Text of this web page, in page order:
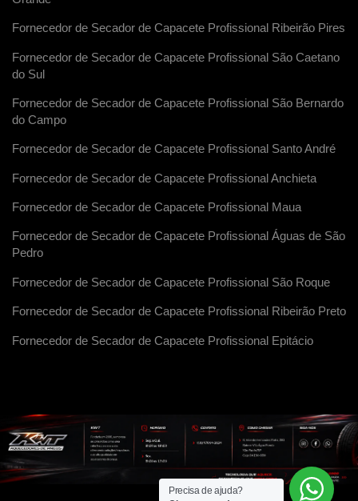
Fornecedor de Secador de Capacete Profissional Ribeirão Pires
Fornecedor de Secador de Capacete Profissional São Caetano
do Sul
Fornecedor de Secador de Capacete Profissional São Bernardo
do Campo
Fornecedor de Secador de Capacete Profissional Santo André
Fornecedor de Secador de Capacete Profissional Anchieta
Fornecedor de Secador de Capacete Profissional Maua
Fornecedor de Secador de Capacete Profissional Águas de São
Pedro
Fornecedor de Secador de Capacete Profissional São Roque
Fornecedor de Secador de Capacete Profissional Ribeirão Preto
Fornecedor de Secador de Capacete Profissional Epitácio
Precisa de ajuda?